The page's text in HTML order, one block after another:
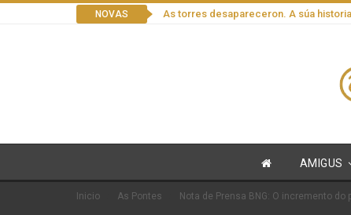
NOVAS As torres desapareceron. A súa
AMIGUS
Inicio As Pontes Nota de Prensa BNG: O incremento